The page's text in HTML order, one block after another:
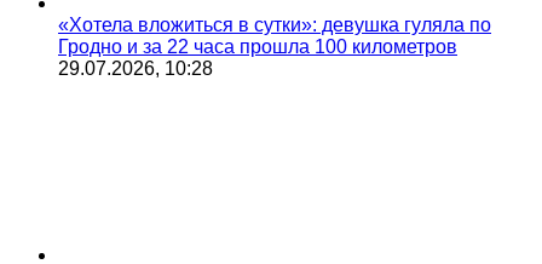
«Хотела вложиться в сутки»: девушка гуляла по
Гродно и за 22 часа прошла 100 километров
29.07.2026, 10:28